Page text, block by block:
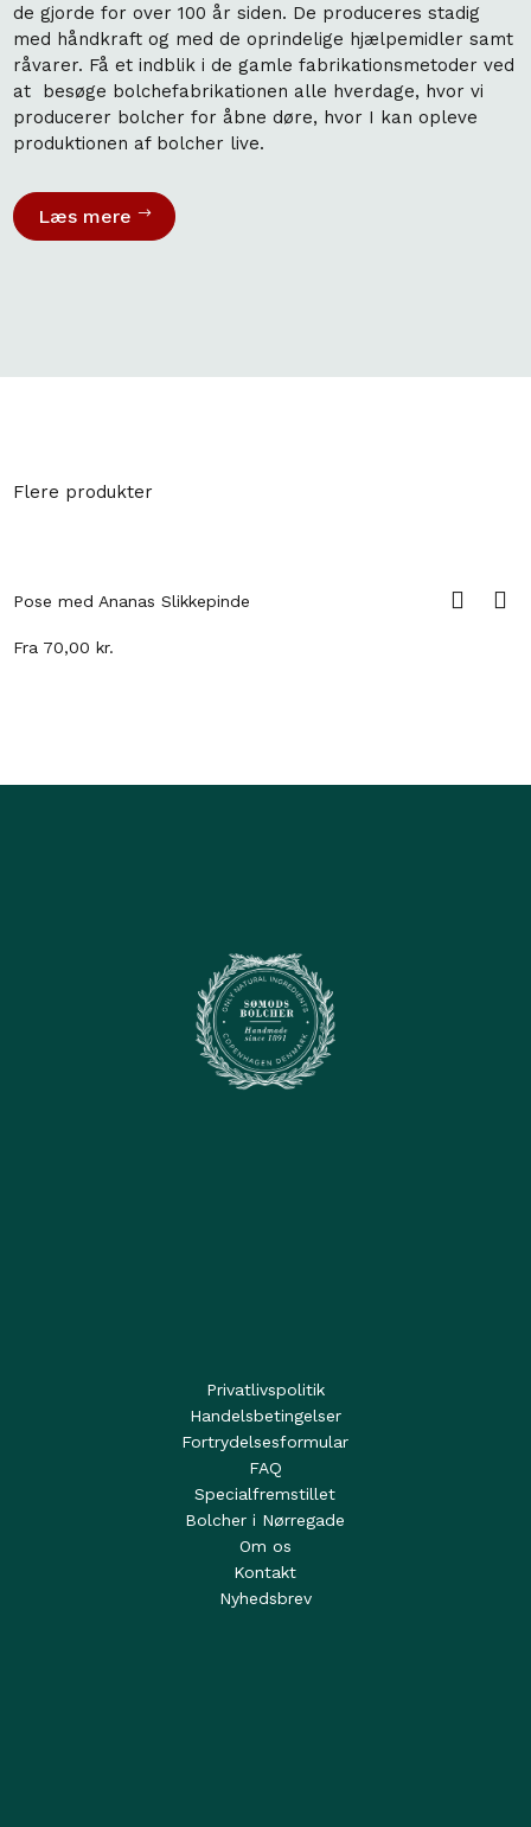
de gjorde for over 100 år siden. De produceres stadig
med håndkraft og med de oprindelige hjælpemidler samt
råvarer. Få et indblik i de gamle fabrikationsmetoder ved
at besøge bolchefabrikationen alle hverdage, hvor vi
producerer bolcher for åbne døre, hvor I kan opleve
produktionen af bolcher live.
Læs mere
Flere produkter
Pose med Ananas Slikkepinde
Fra 70,00kr.
Privatlivspolitik
Handelsbetingelser
Fortrydelsesformular
FAQ
Specialfremstillet
Bolcher i Nørregade
Om os
Kontakt
Nyhedsbrev